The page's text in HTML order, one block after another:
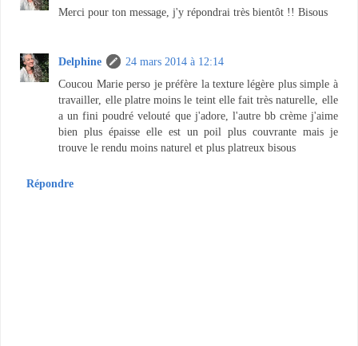
Merci pour ton message, j'y répondrai très bientôt !! Bisous
Delphine
24 mars 2014 à 12:14
Coucou Marie perso je préfère la texture légère plus simple à
travailler, elle platre moins le teint elle fait très naturelle, elle
a un fini poudré velouté que j'adore, l'autre bb crème j'aime
bien plus épaisse elle est un poil plus couvrante mais je
trouve le rendu moins naturel et plus platreux bisous
Répondre